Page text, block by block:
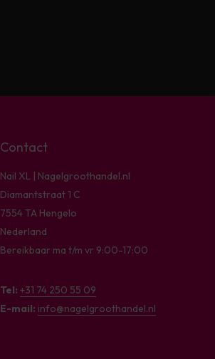
Contact
Nail XL | Nagelgroothandel.nl
Diamantstraat 1 C
7554 TA Hengelo
Nederland
Bereikbaar ma t/m vr 9:00-17:00
Tel: +31 74 250 55 09
E-mail: info@nagelgroothandel.nl